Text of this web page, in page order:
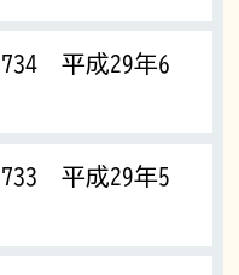
平成29年6
平成29年5